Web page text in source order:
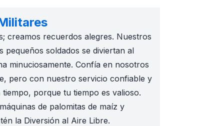
creamos recuerdos alegres. Nuestros
pequeños soldados se diviertan al
minuciosamente. Confía en nosotros
pero con nuestro servicio confiable y
porque tu tiempo es valioso.
de palomitas de maíz y
la Diversión al Aire Libre.